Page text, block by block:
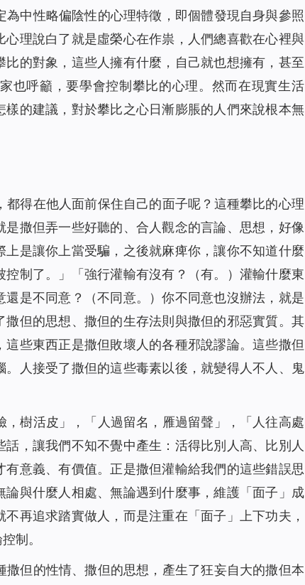
中性略偏陰性的心理特徵，即個體發現自身與參照
理說白了就是虛榮心在作祟，人們總喜歡在心裡與
的對象，這些人擁有什麼，自己就也想擁有，甚至
也呼籲，要學會控制攀比的心理。然而在現實生活
的建議，對於攀比之心日漸膨脹的人們來說根本無
得在他人面前保住自己的面子呢？這種攀比的心理
是撒但弄一些好聽的、合人觀念的言論、思想，好像
是讓你上當受騙，之後就麻痺你，讓你不知道什麼
制了。
」「 強行灌輸有沒有？ （有。） 灌輸什麼東
是不同意？
（不同意。）你不同意也沒辦法，就是
但的思想、撒但的生存法則與撒但的邪惡實質。其
些東西正是撒但敗壞人的各種邪說謬論。這些撒但
人接受了撒但的這些毒素以後，就變得人不人、鬼
樹活皮」，「人過留名，雁過留聲」，「人往高處
，讓我們不知不覺中產生：活得比別人高、比別人
意義、有價值。正是撒但灌輸給我們的這些錯誤思
與什麼人相處、無論遇到什麼事，維護「面子」成
再追求踏實做人，而是注重在「面子」上下功夫，
制。
但的性情、撒但的思想，產生了狂妄自大的撒但本